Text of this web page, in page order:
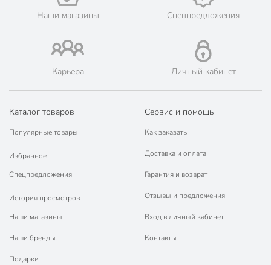
Наши магазины Спецпредложения
Карьера Личный кабинет
Каталог товаров
Популярные товары
Избранное
Спецпредложения
История просмотров
Наши магазины
Наши бренды
Подарки
Сервис и помощь
Как заказать
Доставка и оплата
Гарантия и возврат
Отзывы и предложения
Вход в личный кабинет
Контакты